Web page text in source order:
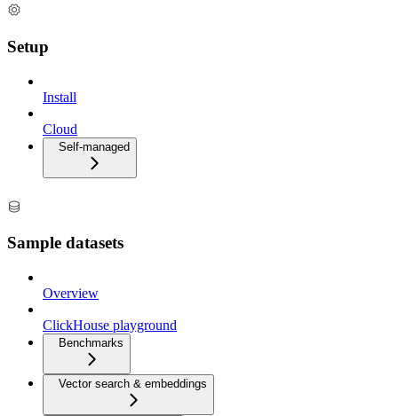
Setup
Install
Cloud
Self-managed
Sample datasets
Overview
ClickHouse playground
Benchmarks
Vector search & embeddings